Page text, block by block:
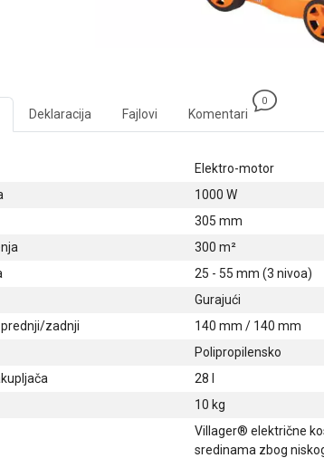
Deklaracija Fajlovi Komentari
0
Elektro-motor
1000 W
305 mm
300 m²
25 - 55 mm (3 nivoa)
Gurajući
zadnji
140 mm / 140 mm
Polipropilensko
28 l
10 kg
Villager® električne
sredinama zbog